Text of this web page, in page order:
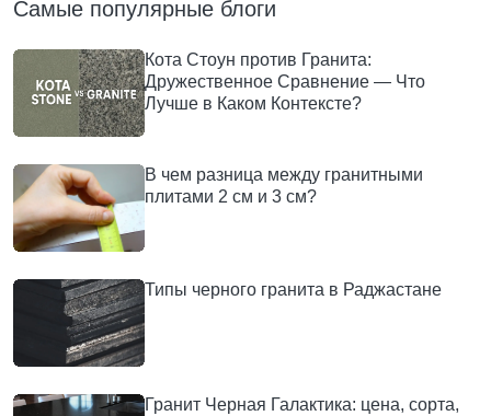
Самые популярные блоги
Кота Стоун против Гранита:
Дружественное Сравнение — Что
Лучше в Каком Контексте?
В чем разница между гранитными
плитами 2 см и 3 см?
Типы черного гранита в Раджастане
Гранит Черная Галактика: цена, сорта,